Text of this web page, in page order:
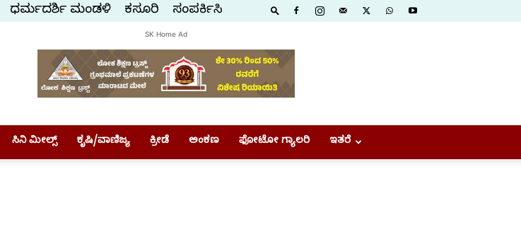
ಧರ್ಮದರ್ಶಿ ಮಂಡಳಿ ಕಸ್ತೂರಿ ಸಂಪರ್ಕಿಸಿ
SK Home Ad
ಸಿನಿ ಮೀಲ್ಸ್ ಕೃಷಿ/ವಾಣಿಜ್ಯ ಕ್ರೀಡೆ ಅಂಕಣ ಫೋಟೋ ಗ್ಯಾಲರಿ ಇತರೆ